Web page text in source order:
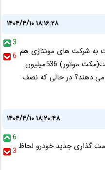
۱۴۰۴/۴/۱۰ ۱۸:۱۶:۲۸
3
6 به شرکت های مونتاژی هم
نظارت کنند.چطور می شه یک شرکت(مکث موتور) 536میلیون
افزایش می دهند؟ در حالی که نصف
۱۴۰۴/۴/۱۰ ۱۸:۲۰:۴۸
6
3 گذاری جدید خودرو لحاظ